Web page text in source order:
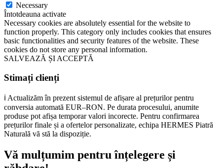
Necessary
Întotdeauna activate
Necessary cookies are absolutely essential for the website to
function properly. This category only includes cookies that ensures
basic functionalities and security features of the website. These
cookies do not store any personal information.
SALVEAZĂ ȘI ACCEPTĂ
Stimați clienți
ℹ️ Actualizăm în prezent sistemul de afișare al prețurilor pentru
conversia automată EUR–RON. Pe durata procesului, anumite
produse pot afișa temporar valori incorecte. Pentru confirmarea
prețurilor finale și a ofertelor personalizate, echipa HERMES Piatră
Naturală vă stă la dispoziție.
Vă mulțumim pentru înțelegere și